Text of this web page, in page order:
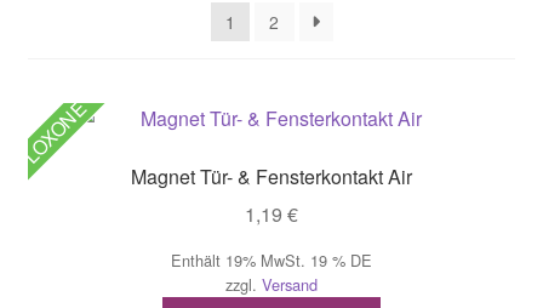
1
2
LOXONE
Magnet Tür- & Fensterkontakt Air
1,19 €
Enthält 19% MwSt. 19 % DE
zzgl. Versand